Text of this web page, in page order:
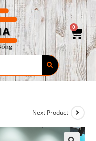
0
Next Product